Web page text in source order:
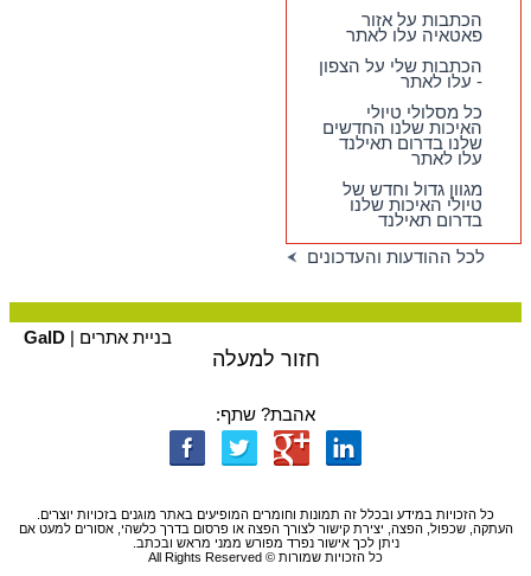
הכתבות על אזור
פאטאיה עלו לאתר
הכתבות שלי על הצפון
- עלו לאתר
כל מסלולי טיולי
האיכות שלנו החדשים
שלנו בדרום תאילנד
עלו לאתר
מגוון גדול וחדש של
טיולי האיכות שלנו
בדרום תאילנד
לכל ההודעות והעדכונים
בניית אתרים | GalD
חזור למעלה
אהבת? שתף:
כל הזכויות במידע ובכלל זה תמונות וחומרים המופיעים באתר מוגנים בזכויות יוצרים.
העתקה, שכפול, הפצה, יצירת קישור לצורך הפצה או פרסום בדרך כלשהי, אסורים למעט אם
ניתן לכך אישור נפרד מפורש ממני מראש ובכתב.
כל הזכויות שמורות © All Rights Reserved